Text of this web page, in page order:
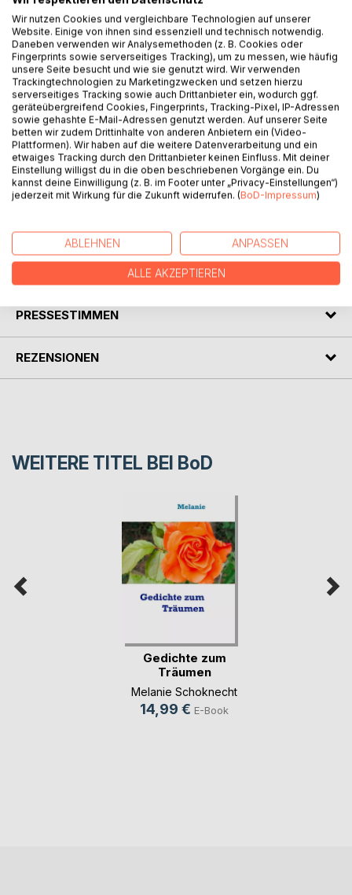
BESCHREIBUNG
In diesem E-Book finden Sie Liebesgedichte, nicht nur für
bestimmte Anlässe, sondern auch für den ganz normalen
alltäglichen Gebrauch.
Viel Spaß beim Lesen!!
PRESSESTIMMEN
REZENSIONEN
WEITERE TITEL BEI BoD
Gedichte zum
Träumen
Melanie Schoknecht
14,99 € E-Book
Wir nutzen Cookies und vergleichbare Technologien auf unserer
Website. Einige von ihnen sind essenziell und technisch notwendig.
Daneben verwenden wir Analysemethoden (z. B. Cookies oder
Fingerprints sowie serverseitiges Tracking), um zu messen, wie häufig
unsere Seite besucht und wie sie genutzt wird. Wir verwenden
Trackingtechnologien zu Marketingzwecken und setzen hierzu
serverseitiges Tracking sowie auch Drittanbieter ein, wodurch ggf.
geräteübergreifend Cookies, Fingerprints, Tracking-Pixel, IP-Adressen
sowie gehashte E-Mail-Adressen genutzt werden. Auf unserer Seite
betten wir zudem Drittinhalte von anderen Anbietern ein (Video-
Plattformen). Wir haben auf die weitere Datenverarbeitung und ein
etwaiges Tracking durch den Drittanbieter keinen Einfluss. Mit deiner
Einstellung willigst du in die oben beschriebenen Vorgänge ein. Du
kannst deine Einwilligung (z. B. im Footer unter „Privacy-Einstellungen“)
jederzeit mit Wirkung für die Zukunft widerrufen. (BoD-Impressum)
ABLEHNEN ANPASSEN
ALLE AKZEPTIEREN